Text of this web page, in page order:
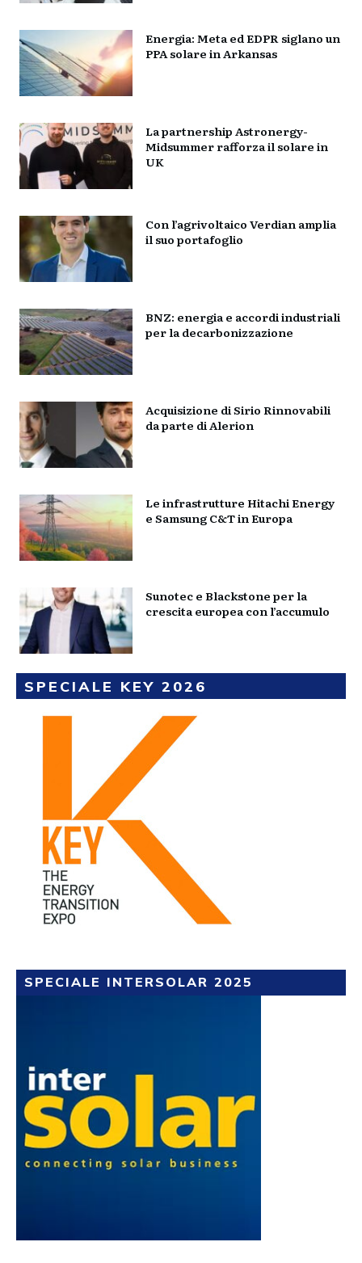
Energia: Meta ed EDPR siglano un
PPA solare in Arkansas
La partnership Astronergy-
Midsummer rafforza il solare in
UK
Con l’agrivoltaico Verdian amplia
il suo portafoglio
BNZ: energia e accordi industriali
per la decarbonizzazione
Acquisizione di Sirio Rinnovabili
da parte di Alerion
Le infrastrutture Hitachi Energy
e Samsung C&T in Europa
Sunotec e Blackstone per la
crescita europea con l’accumulo
SPECIALE KEY 2026
SPECIALE INTERSOLAR 2025